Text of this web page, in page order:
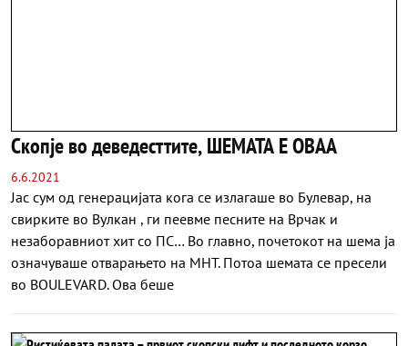
Скопје во деведесттите, ШЕМАТА Е ОВАА
6.6.2021
Јас сум од генерацијата кога се излагаше во Булевар, на
свирките во Вулкан , ги пеевме песните на Врчак и
незаборавниот хит со ПС… Во главно, почетокот на шема ја
означуваше отварањето на МНТ. Потоа шемата се пресели
во BOULEVARD. Ова беше